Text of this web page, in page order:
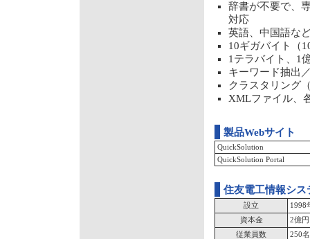
辞書が不要で、
対応
英語、中国語な
10ギガバイト（
1テラバイト、1
キーワード抽出
クラスタリング
XMLファイル、
製品Webサイト
QuickSolution
QuickSolution Portal
住友電工情報シ
設立
1998
資本金
2億
従業員数
250名